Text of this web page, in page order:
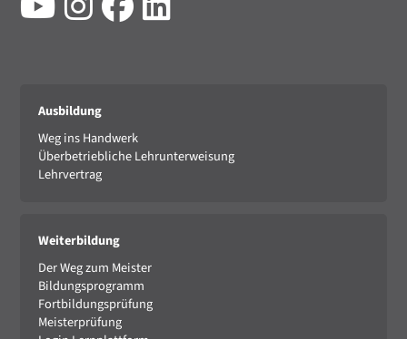
Ausbildung
Weg ins Handwerk
Überbetriebliche Lehrunterweisung
Lehrvertrag
Weiterbildung
Der Weg zum Meister
Bildungsprogramm
Fortbildungsprüfung
Meisterprüfung